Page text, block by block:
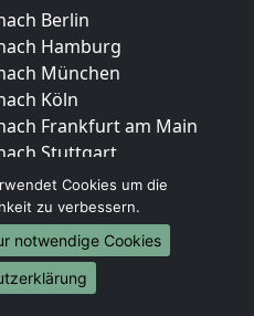
Berlin
Hamburg
München
Köln
Frankfurt am Main
Stuttgart
Düsseldorf
Leipzig
Dortmund
Essen
Bremen
Cookies um die
zu verbessern.
notwendige Cookies